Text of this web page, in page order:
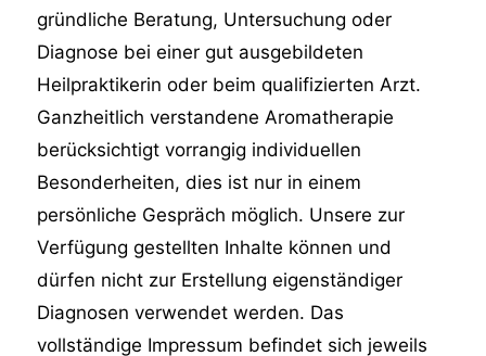
gründliche Beratung, Untersuchung oder
Diagnose bei einer gut ausgebildeten
Heilpraktikerin oder beim qualifizierten Arzt.
Ganzheitlich verstandene Aromatherapie
berücksichtigt vorrangig individuellen
Besonderheiten, dies ist nur in einem
persönliche Gespräch möglich. Unsere zur
Verfügung gestellten Inhalte können und
dürfen nicht zur Erstellung eigenständiger
Diagnosen verwendet werden. Das
vollständige Impressum befindet sich jeweils